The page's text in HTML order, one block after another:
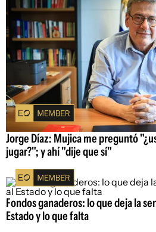
Jorge Díaz: Mujica me preguntó
jugar?"; y ahí "dije que sí"
Fondos ganaderos: lo que deja la
Estado y lo que falta